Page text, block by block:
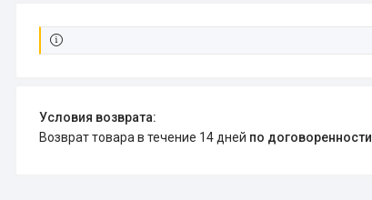
возврат товара в течение 14 дней по договоренности